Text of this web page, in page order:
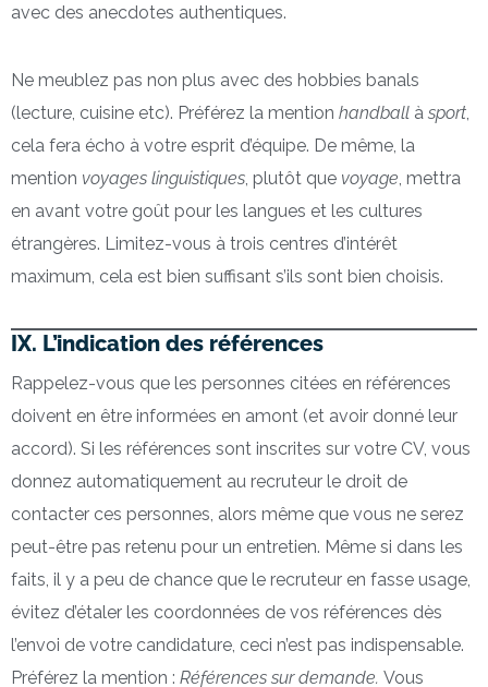
avec des anecdotes authentiques.
Ne meublez pas non plus avec des hobbies banals
(lecture, cuisine etc). Préférez la mention handball à sport
cela fera écho à votre esprit d’équipe. De même, la
mention voyages linguistiques , plutôt que voyage , mettra
en avant votre goût pour les langues et les cultures
étrangères. Limitez-vous à trois centres d’intérêt
maximum, cela est bien suffisant s’ils sont bien choisis.
IX. L’indication des références
Rappelez-vous que les personnes citées en références
doivent en être informées en amont (et avoir donné leur
accord). Si les références sont inscrites sur votre CV, vous
donnez automatiquement au recruteur le droit de
contacter ces personnes, alors même que vous ne serez
peut-être pas retenu pour un entretien. Même si dans les
faits, il y a peu de chance que le recruteur en fasse usage,
évitez d’étaler les coordonnées de vos références dès
l’envoi de votre candidature, ceci n’est pas indispensable.
Préférez la mention : Références sur demande. Vous